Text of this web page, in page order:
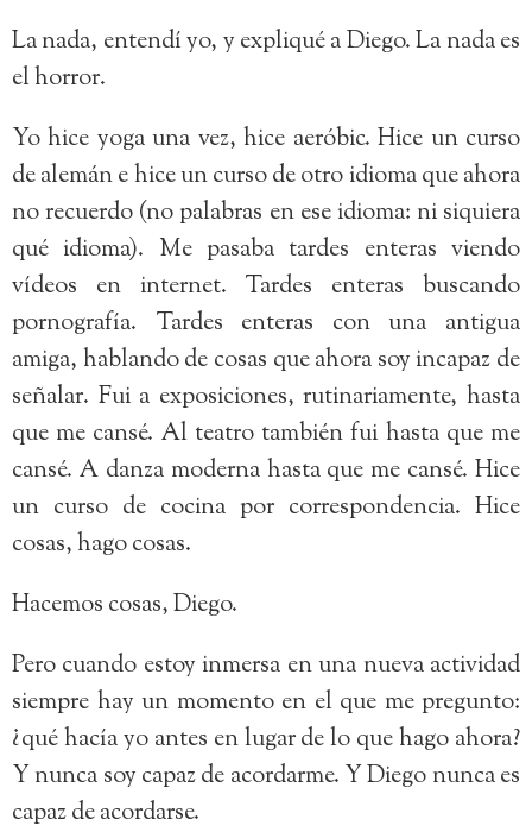
La nada, entendí yo, y expliqué a Diego. La nada es
el horror.
Yo hice yoga una vez, hice aeróbic. Hice un curso
de alemán e hice un curso de otro idioma que ahora
no recuerdo (no palabras en ese idioma: ni siquiera
qué idioma). Me pasaba tardes enteras viendo
vídeos en internet. Tardes enteras buscando
pornografía. Tardes enteras con una antigua
amiga, hablando de cosas que ahora soy incapaz de
señalar. Fui a exposiciones, rutinariamente, hasta
que me cansé. Al teatro también fui hasta que me
cansé. A danza moderna hasta que me cansé. Hice
un curso de cocina por correspondencia. Hice
cosas, hago cosas.
Hacemos cosas, Diego.
Pero cuando estoy inmersa en una nueva actividad
siempre hay un momento en el que me pregunto:
¿qué hacía yo antes en lugar de lo que hago ahora?
Y nunca soy capaz de acordarme. Y Diego nunca es
capaz de acordarse.